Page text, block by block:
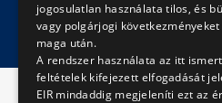
jogosulatlan használata tilos, és
vagy polgárjogi
maga után.
A rendszer használata az itt
feltételek kifejezett elfogadását
EIR mindaddig megjeleníti ezt az